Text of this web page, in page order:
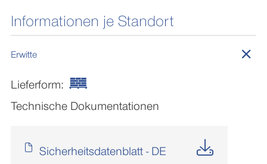
Informationen je Standort
Erwitte
Lieferform:
Technische Dokumentationen
Sicherheitsdatenblatt - DE